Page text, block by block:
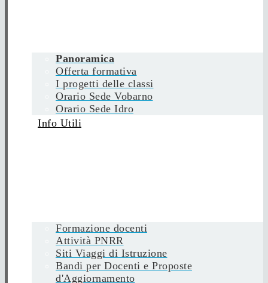
Panoramica
Offerta formativa
I progetti delle classi
Orario Sede Vobarno
Orario Sede Idro
Info Utili
Formazione docenti
Attività PNRR
Siti Viaggi di Istruzione
Bandi per Docenti e Proposte
d'Aggiornamento